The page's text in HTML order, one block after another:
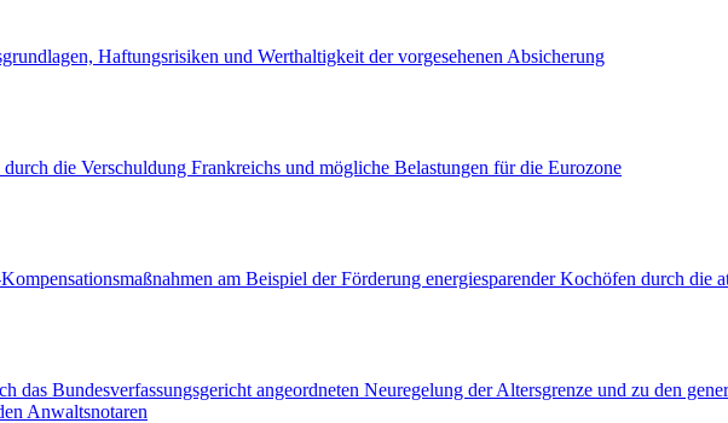
Haftungsrisiken und Werthaltigkeit der vorgesehenen Absicherung
die Verschuldung Frankreichs und mögliche Belastungen für die Eurozone
am Beispiel der Förderung energiesparender Kochöfen durch die
das Bundesverfassungsgericht angeordneten Neuregelung der Altersgrenze und zu den
Anwaltsnotaren